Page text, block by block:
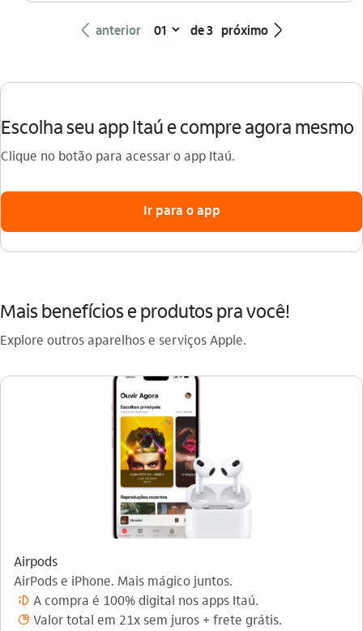
seta_esquerda anterior de 3 próximo seta_direita
Escolha seu app Itaú e compre agora mesmo
Clique no botão para acessar o app Itaú.
Ir para o app
Mais benefícios e produtos pra você!
Explore outros aparelhos e serviços Apple.
Airpods
AirPods e iPhone. Mais mágico juntos.
brilho_nos_olhos_outline A compra é 100% digital nos apps Itaú.
parcelamento_outline Valor total em 21x sem juros + frete grátis.